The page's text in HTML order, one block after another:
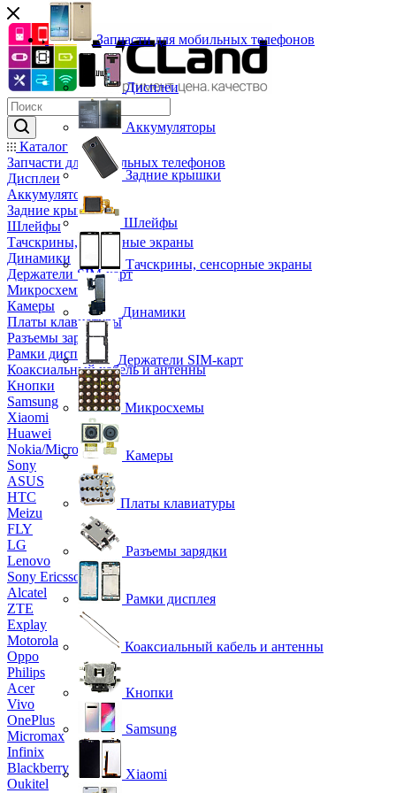
Каталог
Запчасти для мобильных телефонов
Дисплеи
Аккумуляторы
Задние крышки
Шлейфы
Тачскрины, сенсорные экраны
Динамики
Держатели SIM-карт
Микросхемы
Камеры
Платы клавиатуры
Разъемы зарядки
Рамки дисплея
Коаксиальный кабель и антенны
Кнопки
Samsung
Xiaomi
Huawei
Nokia/Microsoft
Sony
ASUS
HTC
Meizu
FLY
LG
Lenovo
Sony Ericsson
Alcatel
ZTE
Explay
Motorola
Oppo
Philips
Acer
Vivo
OnePlus
Micromax
Infinix
Blackberry
Oukitel
Запчасти для мобильных телефонов
Дисплеи
Аккумуляторы
Задние крышки
Шлейфы
Тачскрины, сенсорные экраны
Динамики
Держатели SIM-карт
Микросхемы
Камеры
Платы клавиатуры
Разъемы зарядки
Рамки дисплея
Коаксиальный кабель и антенны
Кнопки
Samsung
Xiaomi